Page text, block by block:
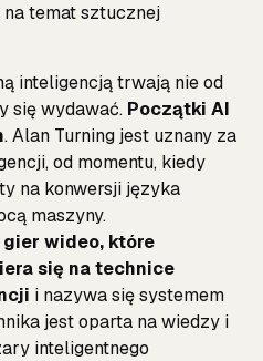
temat sztucznej
inteligencją trwają nie od
się wydawać. Początki AI
. Alan Turning jest uznany za
od momentu, kiedy
na konwersji języka
maszyny.
wideo, które
się na technice
i nazywa się systemem
jest oparta na wiedzy i
inteligentnego